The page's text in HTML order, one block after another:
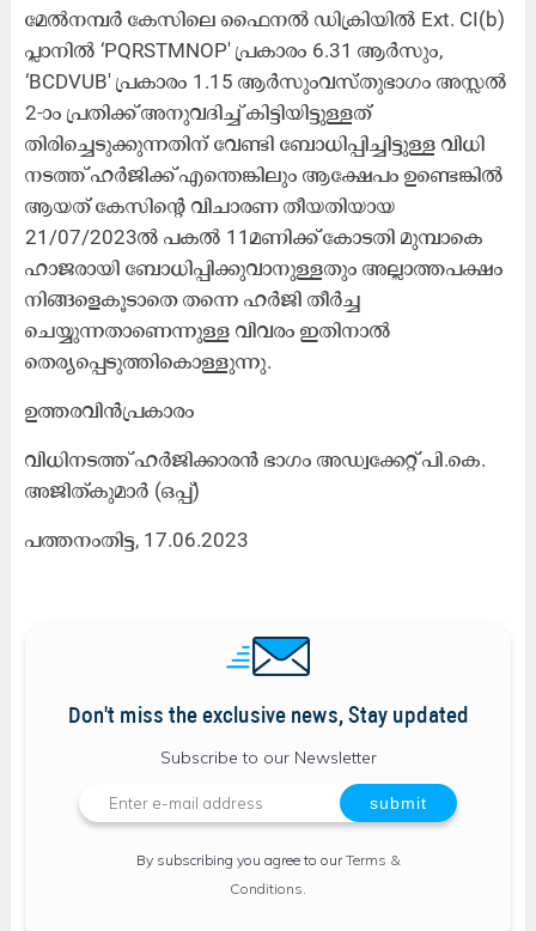
മേൽനമ്പർ കേസിലെ ഫൈനൽ ഡിക്രിയിൽ Ext. CI(b)
പ്ലാനിൽ ‘PQRSTMNOP' പ്രകാരം 6.31 ആർസും,
‘BCDVUB' പ്രകാരം 1.15 ആർസുംവസ്തുഭാഗം അസ്സൽ
2-ാം പ്രതിക്ക് അനുവദിച്ച് കിട്ടിയിട്ടുള്ളത്
തിരിച്ചെടുക്കുന്നതിന് വേണ്ടി ബോധിപ്പിച്ചിട്ടുള്ള വിധി
നടത്ത് ഹർജിക്ക് എന്തെങ്കിലും ആക്ഷേപം ഉണ്ടെങ്കിൽ
ആയത് കേസിന്‍റെ വിചാരണ തീയതിയായ
21/07/2023ൽ പകൽ 11മണിക്ക് കോടതി മുമ്പാകെ
ഹാജരായി ബോധിപ്പിക്കുവാനുള്ളതും അല്ലാത്തപക്ഷം
നിങ്ങളെകൂടാതെ തന്നെ ഹർജി തീർച്ച
ചെയ്യുന്നതാണെന്നുള്ള വിവരം ഇതിനാൽ
തെര്യപ്പെടുത്തികൊള്ളുന്നു.
ഉത്തരവിൻപ്രകാരം
വിധിനടത്ത് ഹർജിക്കാരൻ ഭാഗം അഡ്വക്കേറ്റ് പി.കെ.
അജിത്കുമാർ (ഒപ്പ്)
പത്തനംതിട്ട, 17.06.2023
Don't miss the exclusive news, Stay updated
Subscribe to our Newsletter
By subscribing you agree to ourTerms &
Conditions